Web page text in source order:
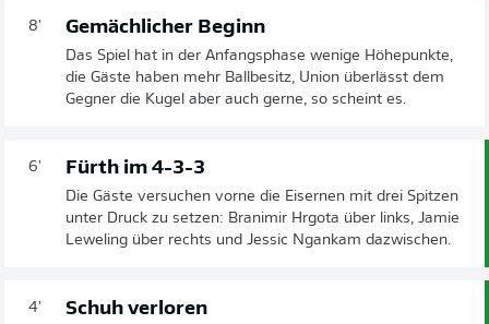
8' Gemächlicher Beginn
Das Spiel hat in der Anfangsphase wenige Höhepunkte,
die Gäste haben mehr Ballbesitz, Union überlässt dem
Gegner die Kugel aber auch gerne, so scheint es.
6' Fürth im 4-3-3
Die Gäste versuchen vorne die Eisernen mit drei Spitzen
unter Druck zu setzen: Branimir Hrgota über links, Jamie
Leweling über rechts und Jessic Ngankam dazwischen.
4' Schuh verloren